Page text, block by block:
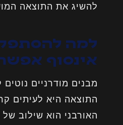
להשיג את התוצאה
למה
אינסוף
מבנים מודרניים
התוצאה היא לעיתים
האורבני הוא שילוב של